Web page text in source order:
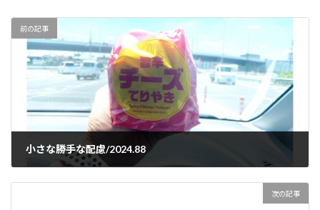
前の記事
小さな勝手な配慮/2024.88
次の記事